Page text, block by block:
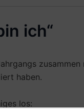
ich“
haben.
los: